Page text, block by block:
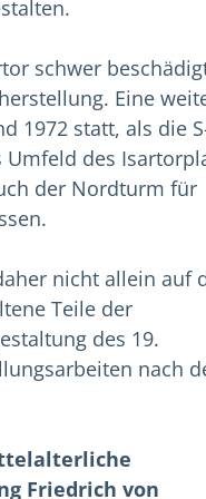
schwer
Eine
1972 statt, als die
des
der Nordturm für
nicht allein auf
Teile der
des 19.
nach
Friedrich von